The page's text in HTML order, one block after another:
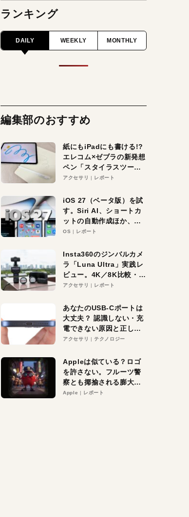
ランキング
DAILY WEEKLY MONTHLY
編集部のおすすめ
紙にもiPadにも書ける!?
エレコム×ゼブラの新発想
ペン「スタイラスツーウ
ェイ」レビュー。持ち替
アクセサリ レポート
iOS 27（ベータ版）を試
す。Siri AI、ショートカ
ットの自動作成ほか、期
待大の便利機能5選。
る未来はすぐそこ！
OS レポート
Insta360のジンバルカメ
ラ「Luna Ultra」実践レ
ビュー。4K／8K比較・ズ
ーム・夜間撮影をチェッ
アクセサリ レポート
あなたのUSB-Cポートは
大丈夫？ 認識しない・充
電できない原因と正しい
対策
アクセサリ テクノロジー
Appleは似ている？ロゴ
を許さない。フルーツ警
察とも揶揄される膨大な
異議申し立て。対象は非
Apple レポート